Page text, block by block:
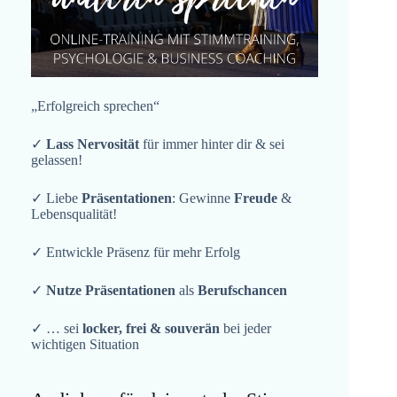
„Erfolgreich sprechen“
✓ Lass Nervosität für immer hinter dir & sei
gelassen!
✓ Liebe Präsentationen: Gewinne Freude &
Lebensqualität!
✓ Entwickle Präsenz für mehr Erfolg
✓ Nutze Präsentationen als Berufschancen
✓ … sei locker, frei & souverän bei jeder
wichtigen Situation